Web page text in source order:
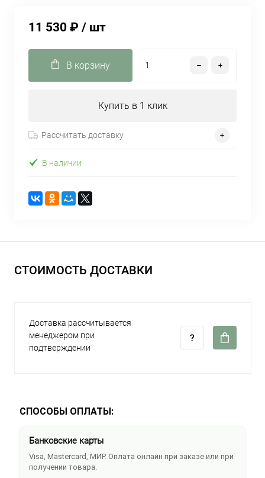
11 530 ₽ / шт
В корзину
Купить в 1 клик
Рассчитать доставку
В наличии
СТОИМОСТЬ ДОСТАВКИ
Доставка рассчитывается
менеджером при
подтверждении
СПОСОБЫ ОПЛАТЫ:
Банковские карты
Visa, Mastercard, МИР. Оплата онлайн при заказе или при
получении товара.